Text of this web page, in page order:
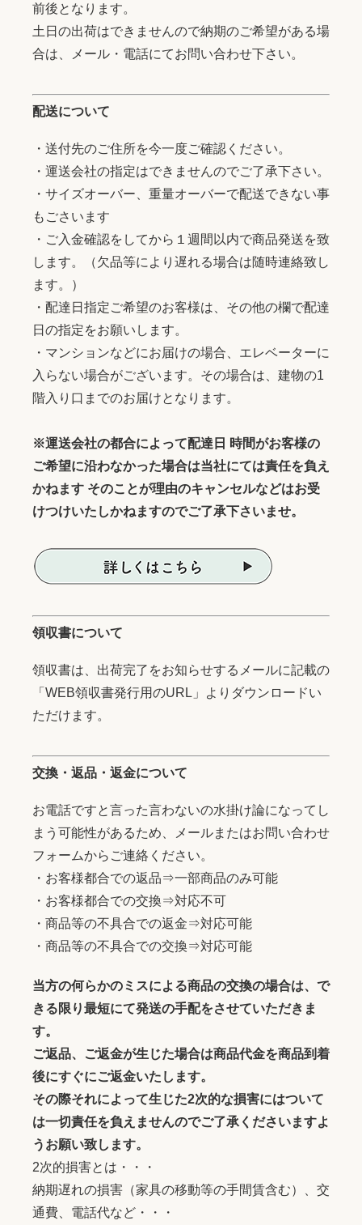
前後となります。
土日の出荷はできませんので納期のご希望がある場
合は、メール・電話にてお問い合わせ下さい。
配送について
・送付先のご住所を今一度ご確認ください。
・運送会社の指定はできませんのでご了承下さい。
・サイズオーバー、重量オーバーで配送できない事
もごさいます
・ご入金確認をしてから１週間以内で商品発送を致
します。（欠品等により遅れる場合は随時連絡致し
ます。）
・配達日指定ご希望のお客様は、その他の欄で配達
日の指定をお願いします。
・マンションなどにお届けの場合、エレベーターに
入らない場合がございます。その場合は、建物の1
階入り口までのお届けとなります。
※運送会社の都合によって配達日 時間がお客様の
ご希望に沿わなかった場合は当社にては責任を負え
かねます そのことが理由のキャンセルなどはお受
けつけいたしかねますのでご了承下さいませ。
領収書について
領収書は、出荷完了をお知らせするメールに記載の
「WEB領収書発行用のURL」よりダウンロードい
ただけます。
交換・返品・返金について
お電話ですと言った言わないの水掛け論になってし
まう可能性があるため、メールまたはお問い合わせ
フォームからご連絡ください。
・お客様都合での返品⇒一部商品のみ可能
・お客様都合での交換⇒対応不可
・商品等の不具合での返金⇒対応可能
・商品等の不具合での交換⇒対応可能
当方の何らかのミスによる商品の交換の場合は、で
きる限り最短にて発送の手配をさせていただきま
す。
ご返品、ご返金が生じた場合は商品代金を商品到着
後にすぐにご返金いたします。
その際それによって生じた2次的な損害にはついて
は一切責任を負えませんのでご了承くださいますよ
うお願い致します。
2次的損害とは・・・
納期遅れの損害（家具の移動等の手間賃含む）、交
通費、電話代など・・・